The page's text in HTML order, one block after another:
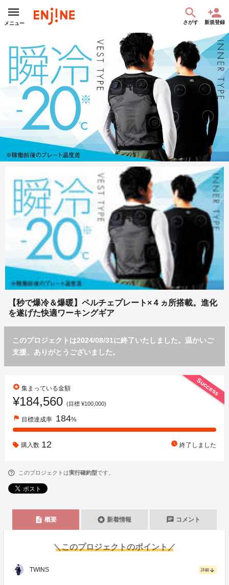
メニュー さがす 新規登録
【秒で爆冷＆爆暖】ペルチェプレート×４ヵ所搭載。進化
を遂げた快適ワーキングギア
このプロジェクトは2024/08/31に終了いたしました。温かいご
支援、ありがとうございました。
Success
stars 集まっている金額
¥184,560 (目標 ¥100,000)
flag 目標達成率 184%
購入数 12 watch_later 終了しました
このプロジェクトは実行確約型です。
description 概要 stars 新着情報 chat コメント
＼このプロジェクトのポイント／
TWINS 詳細 arrow_downward